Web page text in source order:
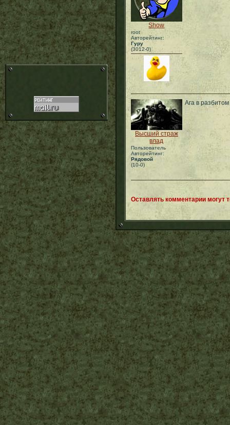
Show
root
Авторейтинг:
Гуру
(3012-0)
Высший страж
влад
Пользователь
Авторейтинг:
Рядовой
(10-0)
Ага в разбитом
Оставлять комментарии могут